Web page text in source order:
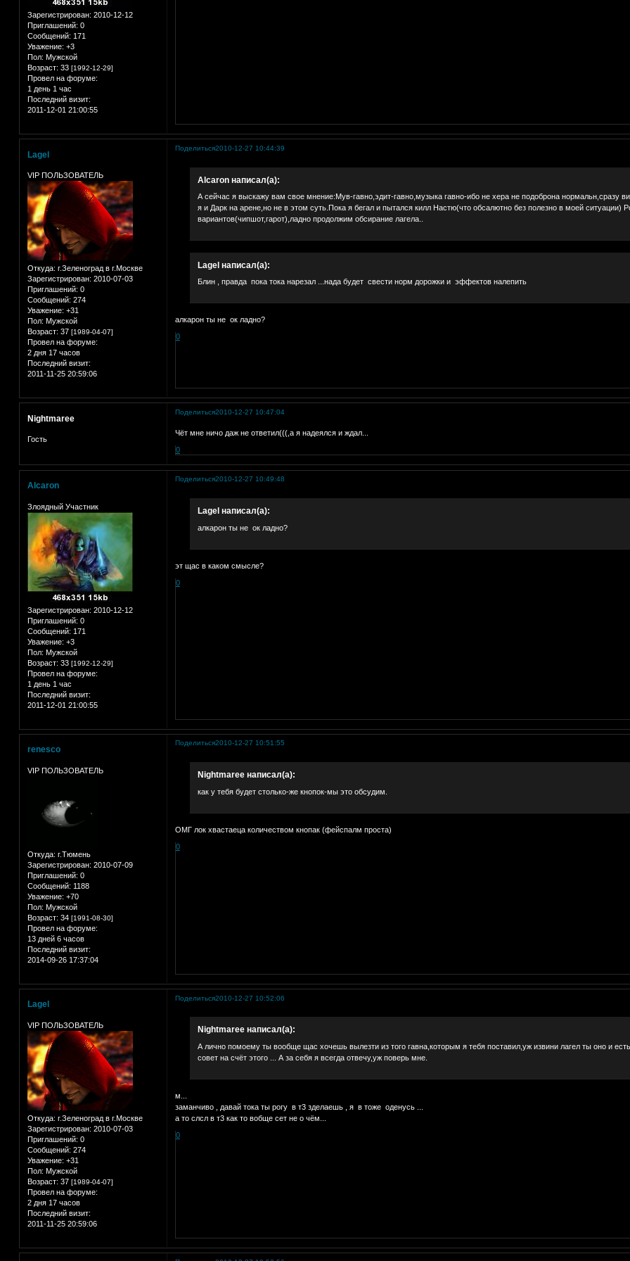
Зарегистрирован: 2010-12-12
Приглашений: 0
Сообщений: 171
Уважение: +3
Пол: Мужской
Возраст: 33 [1992-12-29]
Провел на форуме:
1 день 1 час
Последний визит:
2011-12-01 21:00:55
Поделиться2010-12-27 10:44:39
Lagel
VIP ПОЛЬЗОВАТЕЛЬ
Откуда: г.Зеленоград в г.Москве
Зарегистрирован: 2010-07-03
Приглашений: 0
Сообщений: 274
Уважение: +31
Пол: Мужской
Возраст: 37 [1989-04-07]
Провел на форуме:
2 дня 17 часов
Последний визит:
2011-11-25 20:59:06
Alcaron написал(а):
А сейчас я выскажу вам свое мнение:Мув-гавно,эдит-гавно,музыка гавно-ибо не хера не подоброна нормальн,сразу
я и Дарк на арене,но не в этом суть.Пока я бегал и пытался килл Настю(что обсалютно без полезно в моей
вариантов(чипшот,гарот),ладно продолжим обсирание лагела..
Lagel написал(а):
Блин , правда пока тока нарезал ...нада будет свести норм дорожки и эффектов налепить
алкарон ты не ок ладно?
0
Поделиться2010-12-27 10:47:04
Nightmaree
Гость
Чёт мне ничо даж не ответил(((,а я надеялся и ждал...
0
Поделиться2010-12-27 10:49:48
Alcaron
Злоядный Участник
Зарегистрирован: 2010-12-12
Приглашений: 0
Сообщений: 171
Уважение: +3
Пол: Мужской
Возраст: 33 [1992-12-29]
Провел на форуме:
1 день 1 час
Последний визит:
2011-12-01 21:00:55
Lagel написал(а):
алкарон ты не ок ладно?
эт щас в каком смысле?
0
Поделиться2010-12-27 10:51:55
renesco
VIP ПОЛЬЗОВАТЕЛЬ
Откуда: г.Тюмень
Зарегистрирован: 2010-07-09
Приглашений: 0
Сообщений: 1188
Уважение: +70
Пол: Мужской
Возраст: 34 [1991-08-30]
Провел на форуме:
13 дней 6 часов
Последний визит:
2014-09-26 17:37:04
Nightmaree написал(а):
как у тебя будет столько-же кнопок-мы это обсудим.
ОМГ лок хвастаеца количеством кнопак (фейспалм проста)
0
Поделиться2010-12-27 10:52:06
Lagel
VIP ПОЛЬЗОВАТЕЛЬ
Откуда: г.Зеленоград в г.Москве
Зарегистрирован: 2010-07-03
Приглашений: 0
Сообщений: 274
Уважение: +31
Пол: Мужской
Возраст: 37 [1989-04-07]
Провел на форуме:
2 дня 17 часов
Последний визит:
2011-11-25 20:59:06
Nightmaree написал(а):
А лично помоему ты вообще щас хочешь вылезти из того гавна,которым я тебя поставил,уж извини лагел ты оно и
совет на счёт этого ... А за себя я всегда отвечу,уж поверь мне.
м...
заманчиво , давай тока ты рогу в т3 зделаешь , я в тоже оденусь ...
а то слсл в т3 как то вобще сет не о чём...
0